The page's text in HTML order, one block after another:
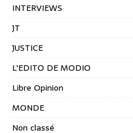
INTERVIEWS
JT
JUSTICE
L'EDITO DE MODIO
Libre Opinion
MONDE
Non classé